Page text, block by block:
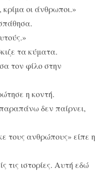
κρίμα οι άνθρωποι.»
τα κύματα.
τον φίλο στην
η κοντή.
δεν παίρνει,
τους ανθρώπους» είπε η
τις ιστορίες. Αυτή εδώ